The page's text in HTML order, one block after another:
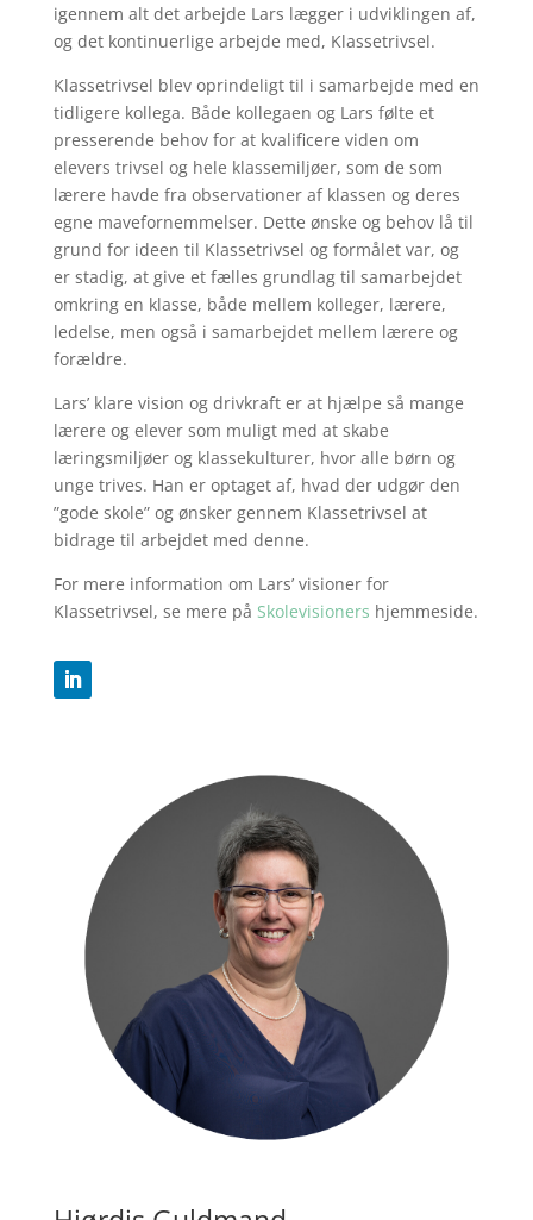
igennem alt det arbejde Lars lægger i udviklingen af,
og det kontinuerlige arbejde med, Klassetrivsel.
Klassetrivsel blev oprindeligt til i samarbejde med en
tidligere kollega. Både kollegaen og Lars følte et
presserende behov for at kvalificere viden om
elevers trivsel og hele klassemiljøer, som de som
lærere havde fra observationer af klassen og deres
egne mavefornemmelser. Dette ønske og behov lå til
grund for ideen til Klassetrivsel og formålet var, og
er stadig, at give et fælles grundlag til samarbejdet
omkring en klasse, både mellem kolleger, lærere,
ledelse, men også i samarbejdet mellem lærere og
forældre.
Lars’ klare vision og drivkraft er at hjælpe så mange
lærere og elever som muligt med at skabe
læringsmiljøer og klassekulturer, hvor alle børn og
unge trives. Han er optaget af, hvad der udgør den
”gode skole” og ønsker gennem Klassetrivsel at
bidrage til arbejdet med denne.
For mere information om Lars’ visioner for
Klassetrivsel, se mere på Skolevisioners hjemmeside.